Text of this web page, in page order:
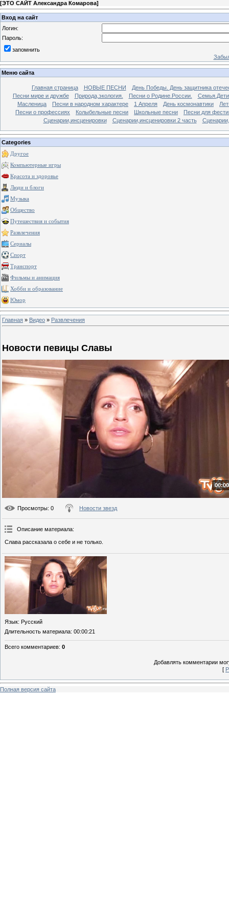
[ЭТО САЙТ Александра Комарова]
Вход на сайт
Логин:
Пароль:
запомнить
Меню сайта
Главная страница НОВЫЕ ПЕСНИ
День Победы. День защитника
Песни мире и дружбе
Природа,экология. Песни о Родине.России.
Масленица
Песни в народном характере 1 Апреля День космонавтики
Песни о профессиях
Колыбельные песни Школьные песни
Песни для
Сценарии,инсценировки
Сценарии,инсценировки 2 часть
Categories
Другое
Компьютерные игры
Красота и здоровье
Люди и блоги
Музыка
Общество
Путешествия и события
Развлечения
Сериалы
Спорт
Транспорт
Фильмы и анимация
Хобби и образование
Юмор
Главная » Видео » Развлечения
Новости певицы Славы
Просмотры: 0 Новости звезд
Описание материала:
Слава рассказала о себе и не только.
Язык: Русский
Длительность материала: 00:00:21
Всего комментариев: 0
Добавлять комментарии
[
Полная версия сайта